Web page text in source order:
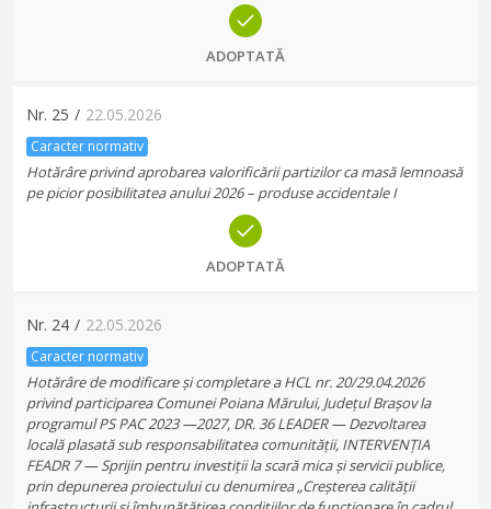
ADOPTATĂ
Nr. 25 / 22.05.2026
Caracter normativ
Hotărâre privind aprobarea valorificării partizilor ca masă lemnoasă
pe picior posibilitatea anului 2026 – produse accidentale I
ADOPTATĂ
Nr. 24 / 22.05.2026
Caracter normativ
Hotărâre de modificare și completare a HCL nr. 20/29.04.2026
privind participarea Comunei Poiana Mărului, Județul Brașov la
programul PS PAC 2023 —2027, DR. 36 LEADER — Dezvoltarea
locală plasată sub responsabilitatea comunității, INTERVENȚIA
FEADR 7 — Sprijin pentru investiții la scară mica și servicii publice,
prin depunerea proiectului cu denumirea „Creșterea calității